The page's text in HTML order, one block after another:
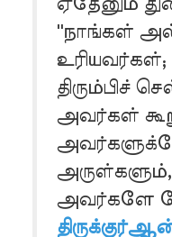
''நாங்கள்
திரும்பிச்
அவர்கள்
அவர்களே
திருக்குர்ஆன்